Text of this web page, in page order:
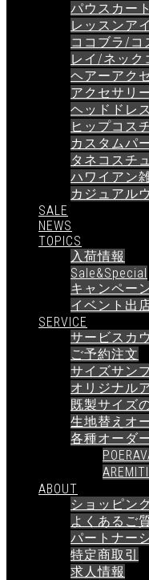
パウスカート
レッスンア
ココブラ/コ
レイ/ネック
ヘアーアク
アクセサリ
ヘッドドレス
ヒップコス
カスタムパ
タネコスチ
ハワイアン
カジュアル
SALE
NEWS
TOPICS
入荷情報
Sale&Special
キャンペー
イベント出
SERVICE
サービスカ
ご予約注文
サイズサン
オリジナル
既製サイズ
生地替えオ
各種オーダ
ABOUT
ショッピン
よくあるご
パートナー
特定商取引
求人情報